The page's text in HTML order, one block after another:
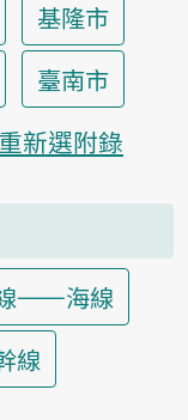
基隆市
臺南市
重新選附錄
——海線
線